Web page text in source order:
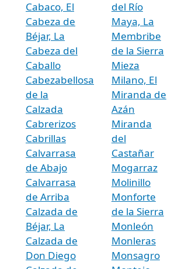
Cabaco, El
Cabeza de
Béjar, La
Cabeza del
Caballo
Cabezabellosa
de la
Calzada
Cabrerizos
Cabrillas
Calvarrasa
de Abajo
Calvarrasa
de Arriba
Calzada de
Béjar, La
Calzada de
Don Diego
del Río
Maya, La
Membribe
de la Sierra
Mieza
Milano, El
Miranda de
Azán
Miranda
del
Castañar
Mogarraz
Molinillo
Monforte
de la Sierra
Monleón
Monleras
Monsagro